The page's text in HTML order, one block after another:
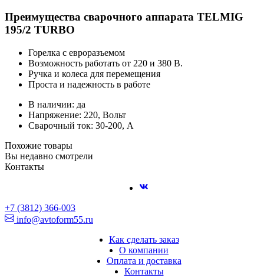
Преимущества сварочного аппарата TELMIG
195/2 TURBO
Горелка с евроразъемом
Возможность работать от 220 и 380 В.
Ручка и колеса для перемещения
Проста и надежность в работе
В наличии: да
Напряжение: 220, Вольт
Сварочный ток: 30-200, А
Похожие товары
Вы недавно смотрели
Контакты
+7 (3812) 366-003
info@avtoform55.ru
Как сделать заказ
О компании
Оплата и доставка
Контакты